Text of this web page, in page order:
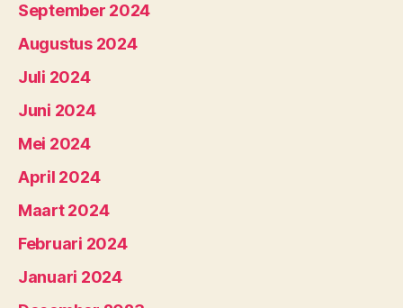
September 2024
Augustus 2024
Juli 2024
Juni 2024
Mei 2024
April 2024
Maart 2024
Februari 2024
Januari 2024